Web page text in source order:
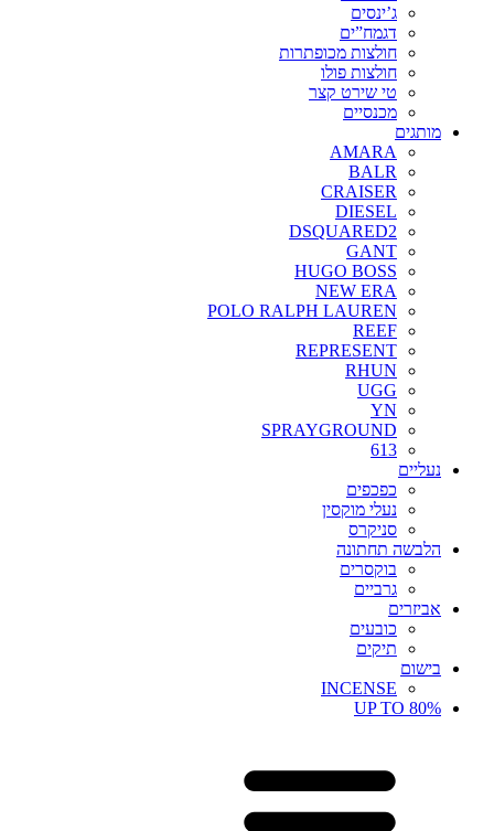
ג’ינסים
דגמח”ים
חולצות מכופתרות
חולצות פולו
טי שירט קצר
מכנסיים
מותגים
AMARA
BALR
CRAISER
DIESEL
DSQUARED2
GANT
HUGO BOSS
NEW ERA
POLO RALPH LAUREN
REEF
REPRESENT
RHUN
UGG
YN
SPRAYGROUND
613
נעליים
כפכפים
נעלי מוקסין
סניקרס
הלבשה תחתונה
בוקסרים
גרביים
אביזרים
כובעים
תיקים
בישום
INCENSE
UP TO 80%